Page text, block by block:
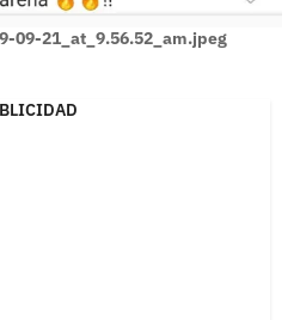
09-21_at_9.56.52_am.jpeg